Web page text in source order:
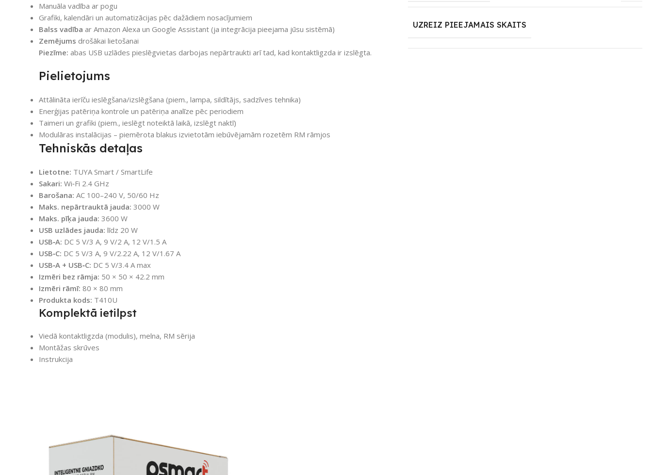
Manuāla vadība ar pogu
Grafiki, kalendāri un automatizācijas pēc dažādiem nosacījumiem
Balss vadība ar Amazon Alexa un Google Assistant (ja integrācija pieejama jūsu sistēmā)
Zemējums drošākai lietošanai
Piezīme: abas USB uzlādes pieslēgvietas darbojas nepārtraukti arī tad, kad kontaktligzda ir izslēgta.
Pielietojums
Attālināta ierīču ieslēgšana/izslēgšana (piem., lampa, sildītājs, sadzīves tehnika)
Enerģijas patēriņa kontrole un patēriņa analīze pēc periodiem
Taimeri un grafiki (piem., ieslēgt noteiktā laikā, izslēgt naktī)
Modulāras instalācijas – piemērota blakus izvietotām iebūvējamām rozetēm RM rāmjos
Tehniskās detaļas
Lietotne: TUYA Smart / SmartLife
Sakari: Wi‑Fi 2.4 GHz
Barošana: AC 100–240 V, 50/60 Hz
Maks. nepārtrauktā jauda: 3000 W
Maks. pīķa jauda: 3600 W
USB uzlādes jauda: līdz 20 W
USB‑A: DC 5 V/3 A, 9 V/2 A, 12 V/1.5 A
USB‑C: DC 5 V/3 A, 9 V/2.22 A, 12 V/1.67 A
USB‑A + USB‑C: DC 5 V/3.4 A max
Izmēri bez rāmja: 50 × 50 × 42.2 mm
Izmēri rāmī: 80 × 80 mm
Produkta kods: T410U
Komplektā ietilpst
Viedā kontaktligzda (modulis), melna, RM sērija
Montāžas skrūves
Instrukcija
UZREIZ PIEEJAMAIS SKAITS